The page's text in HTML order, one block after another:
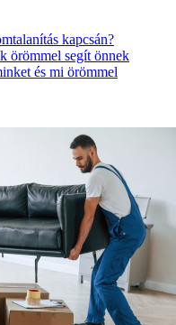
kapcsán?
örömmel segít önnek
és mi örömmel